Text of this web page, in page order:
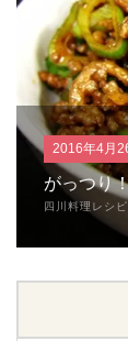
2016年4月
がっつり
四川料理レシピ